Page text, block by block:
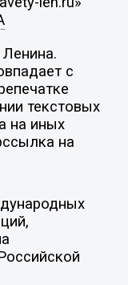
с
текстовых
на иных
на